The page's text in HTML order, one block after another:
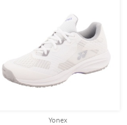
Yonex